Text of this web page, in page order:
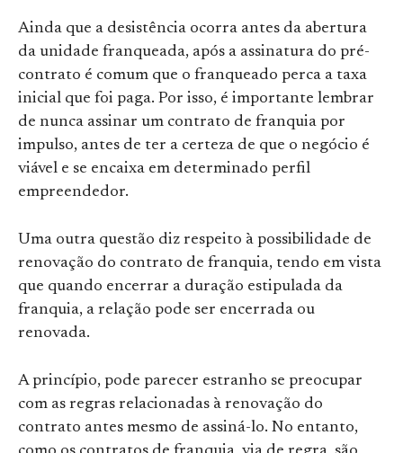
Ainda que a desistência ocorra antes da abertura
da unidade franqueada, após a assinatura do pré-
contrato é comum que o franqueado perca a taxa
inicial que foi paga. Por isso, é importante lembrar
de nunca assinar um contrato de franquia por
impulso, antes de ter a certeza de que o negócio é
viável e se encaixa em determinado perfil
empreendedor.
Uma outra questão diz respeito à possibilidade de
renovação do contrato de franquia, tendo em vista
que quando encerrar a duração estipulada da
franquia, a relação pode ser encerrada ou
renovada.
A princípio, pode parecer estranho se preocupar
com as regras relacionadas à renovação do
contrato antes mesmo de assiná-lo. No entanto,